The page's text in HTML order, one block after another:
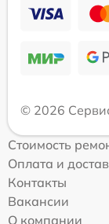
© 2026
Стоимость
Оплата и
Контакты
Вакансии
О компании